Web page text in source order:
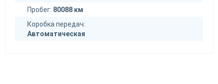
Пробег: 80088 км
Коробка передач:
Автоматическая